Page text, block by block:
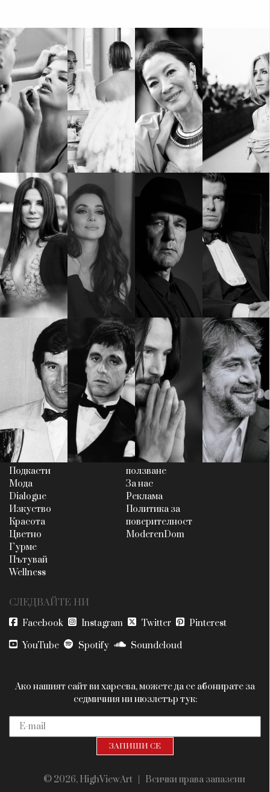
КАТЕГОРИИ
Wine&Dine
Подкасти
Мода
Dialogue
Изкуство
Красота
Цветно
Гурме
Пътувай
Wellness
ЗА НАС
Условия за
ползване
За нас
Реклама
Политика за
поверителност
ModerenDom
СЛЕДВАЙТЕ НИ
Facebook Instagram Twitter
Pinterest
YouTube
Spotify Soundcloud
Ако нашият сайт ви харесва, можете да се абонирате за
седмичния ни нюзлетър тук:
© 2026, HighViewArt | Всички права запазени